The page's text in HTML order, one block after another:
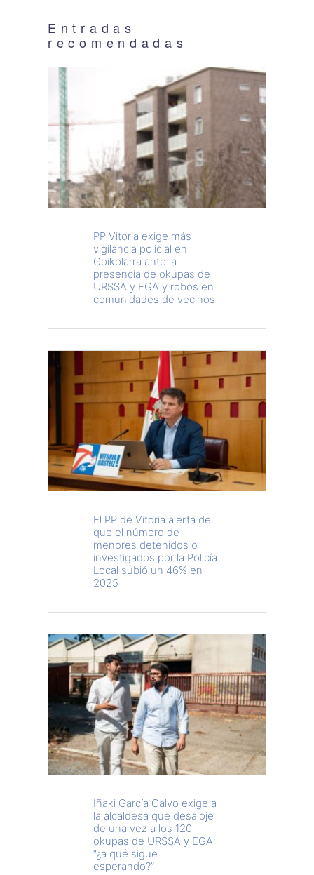
Entradas
recomendadas
PP Vitoria exige más
vigilancia policial en
Goikolarra ante la
presencia de okupas de
URSSA y EGA y robos en
comunidades de vecinos
El PP de Vitoria alerta de
que el número de
menores detenidos o
investigados por la Policía
Local subió un 46% en
2025
Iñaki García Calvo exige a
la alcaldesa que desaloje
de una vez a los 120
okupas de URSSA y EGA:
“¿a qué sigue
esperando?”